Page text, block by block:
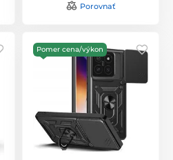
Porovnať
Pomer cena/výkon